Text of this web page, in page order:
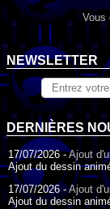
Vous
NEWSLETTER
DERNIÈRES
17/07/2026 -Ajout
Ajout du dessin
17/07/2026 -Ajout
Ajout du dessin